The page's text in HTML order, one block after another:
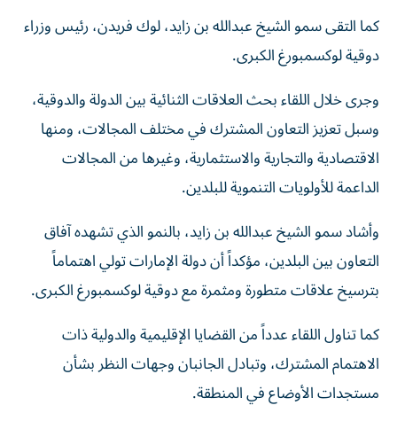
كما التقى سمو الشيخ عبدالله بن زايد، لوك فريدن، رئيس وزراء
دوقية لوكسمبورغ الكبرى.
وجرى خلال اللقاء بحث العلاقات الثنائية بين الدولة والدوقية،
وسبل تعزيز التعاون المشترك في مختلف المجالات، ومنها
الاقتصادية والتجارية والاستثمارية، وغيرها من المجالات
الداعمة للأولويات التنموية للبلدين.
وأشاد سمو الشيخ عبدالله بن زايد، بالنمو الذي تشهده آفاق
التعاون بين البلدين، مؤكداً أن دولة الإمارات تولي اهتماماً
بترسيخ علاقات متطورة ومثمرة مع دوقية لوكسمبورغ الكبرى.
كما تناول اللقاء عدداً من القضايا الإقليمية والدولية ذات
الاهتمام المشترك، وتبادل الجانبان وجهات النظر بشأن
مستجدات الأوضاع في المنطقة.